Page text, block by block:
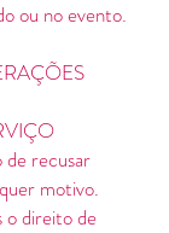
ou no evento.
recusar
motivo.
o direito de